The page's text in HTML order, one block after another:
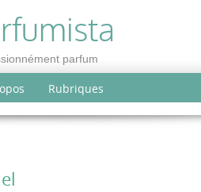
parfum
Rubriques